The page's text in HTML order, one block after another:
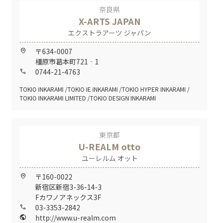
奈良県
X-ARTS JAPAN
エクストラアーツ ジャパン
home_pin
〒634-0007
橿原市葛本町721‐1
call 0744-21-4763
TOKIO INKARAMI TOKIO IE INKARAMI TOKIO HYPER INKARAMI
TOKIO INKARAMI LIMITED TOKIO DESIGN INKARAMI
東京都
U-REALM otto
ユーレルム オット
home_pin
〒160-0022
新宿区新宿3-36-14-3
Fカワノアネックス3F
call 03-3353-2842
public http://www.u-realm.com